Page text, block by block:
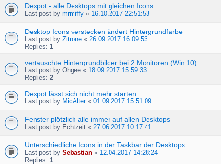
Dexpot - alle Desktops mit gleichen Icons
Last post by mrmiffy « 16.10.2017 22:51:53
Desktop Icons verstecken ändert Hintergrundfarbe
Last post by Zitrone « 26.09.2017 16:09:53
Replies: 1
vertauschte Hintergrundbilder bei 2 Monitoren (Win 10)
Last post by Ohgee « 18.09.2017 15:59:33
Replies: 2
Dexpot lässt sich nicht mehr starten
Last post by MicAlter« 01.09.2017 15:51:09
Fenster plötzlich alle immer auf allen Desktops
Last post by Echtzeit « 27.06.2017 10:17:41
Unterschiedliche Icons in der Taskbar der Desktops
Last post by Sebastian « 12.04.2017 14:28:24
Replies: 1